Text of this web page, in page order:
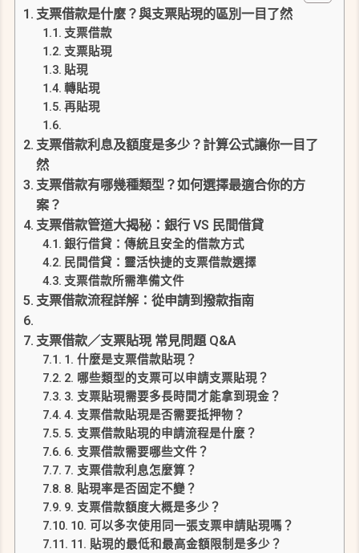
支票借款是什麼？與支票貼現的區別一目了然
支票借款
支票貼現
貼現
轉貼現
再貼現
支票借款利息及額度是多少？計算公式讓你一目了
然
支票借款有哪幾種類型？如何選擇最適合你的方
案？
支票借款管道大揭秘：銀行 VS 民間借貸
銀行借貸：傳統且安全的借款方式
民間借貸：靈活快捷的支票借款選擇
支票借款所需準備文件
支票借款流程詳解：從申請到撥款指南
支票借款／支票貼現 常見問題 Q&A
1. 什麼是支票借款貼現？
2. 哪些類型的支票可以申請支票貼現？
3. 支票貼現需要多長時間才能拿到現金？
4. 支票借款貼現是否需要抵押物？
5. 支票借款貼現的申請流程是什麼？
6. 支票借款需要哪些文件？
7. 支票借款利息怎麼算？
8. 貼現率是否固定不變？
9. 支票借款額度大概是多少？
10. 可以多次使用同一張支票申請貼現嗎？
11. 貼現的最低和最高金額限制是多少？